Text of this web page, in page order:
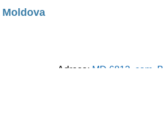
Adresa: MD 6812, com.